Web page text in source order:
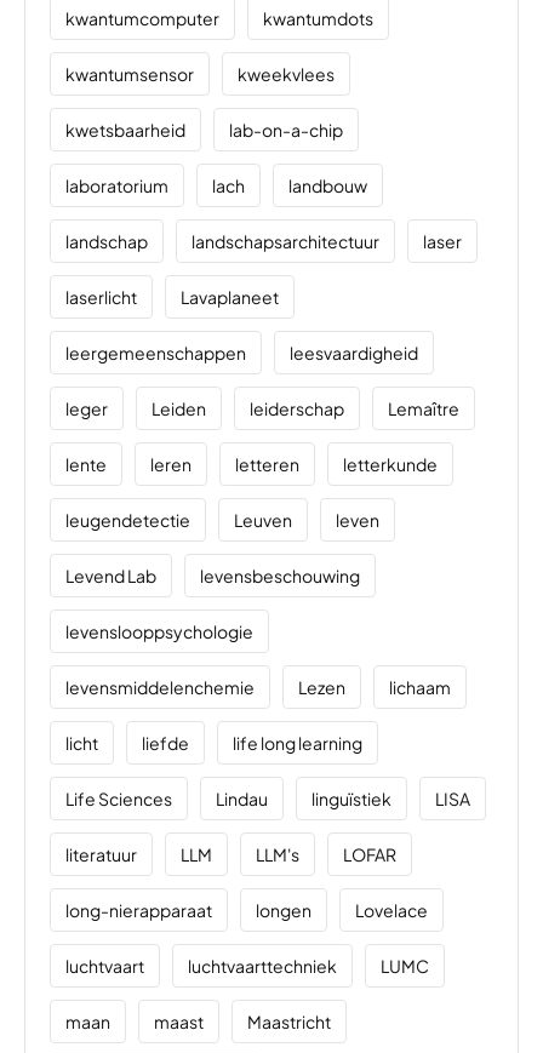
kwantumcomputer kwantumdots
kwantumsensor kweekvlees
kwetsbaarheid lab-on-a-chip
laboratorium lach landbouw
landschap landschapsarchitectuur laser
laserlicht Lavaplaneet
leergemeenschappen leesvaardigheid
leger Leiden leiderschap Lemaître
lente leren letteren letterkunde
leugendetectie Leuven leven
Levend Lab levensbeschouwing
levenslooppsychologie
levensmiddelenchemie Lezen lichaam
licht liefde life long learning
Life Sciences Lindau linguïstiek LISA
literatuur LLM LLM's LOFAR
long-nierapparaat longen Lovelace
luchtvaart luchtvaarttechniek LUMC
maan maast Maastricht